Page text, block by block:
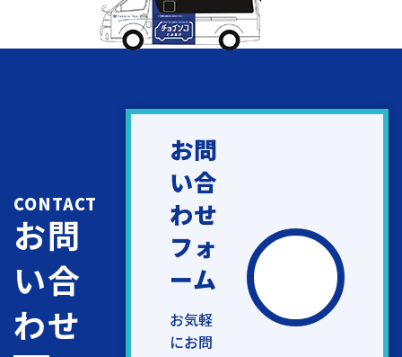
CONTACT
お問
い合
わせ
お問
い合
わせ
フォ
ーム
お気軽
にお問